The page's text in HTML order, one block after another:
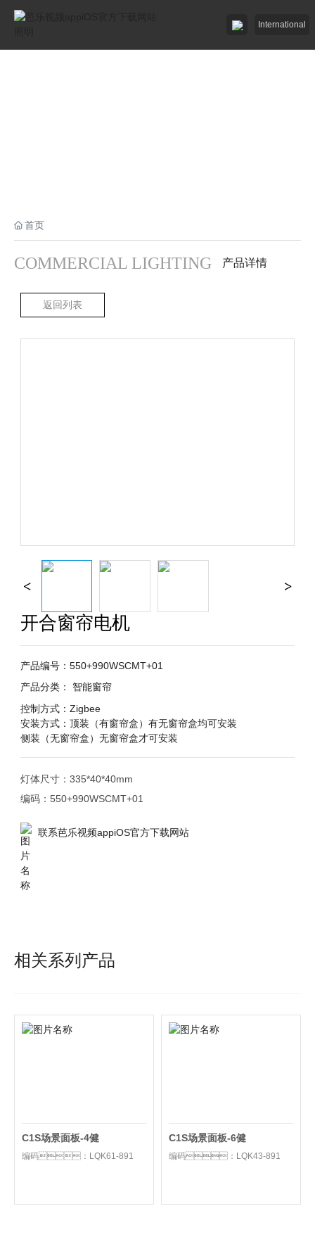
了解芭乐视频appiOS官方下载网站
工程中心
International
首页
COMMERCIAL LIGHTING 产品详情
返回列表
开合窗帘电机
产品编号：550+990WSCMT+01
产品分类：
智能窗帘
控制方式：Zigbee
安装方式：顶装（有窗帘盒）有无窗帘盒均可安装
侧装（无窗帘盒）无窗帘盒才可安装
灯体尺寸：335*40*40mm
联系芭乐视频appiOS官方下载网站
相关系列产品
C1S场景面板-4健 C1S场景面板-6健